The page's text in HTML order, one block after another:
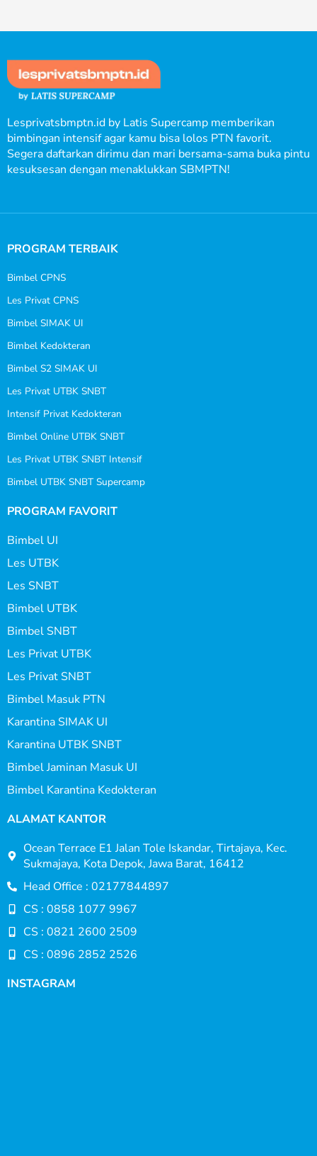
Lesprivatsbmptn.id by Latis Supercamp memberikan
bimbingan intensif agar kamu bisa lolos PTN favorit.
Segera daftarkan dirimu dan mari bersama-sama buka pintu
kesuksesan dengan menaklukkan SBMPTN!
PROGRAM TERBAIK
Bimbel CPNS
Les Privat CPNS
Bimbel SIMAK UI
Bimbel Kedokteran
Bimbel S2 SIMAK UI
Les Privat UTBK SNBT
Intensif Privat Kedokteran
Bimbel Online UTBK SNBT
Les Privat UTBK SNBT Intensif
Bimbel UTBK SNBT Supercamp
PROGRAM FAVORIT
Bimbel UI
Les UTBK
Les SNBT
Bimbel UTBK
Bimbel SNBT
Les Privat UTBK
Les Privat SNBT
Bimbel Masuk PTN
Karantina SIMAK UI
Karantina UTBK SNBT
Bimbel Jaminan Masuk UI
Bimbel Karantina Kedokteran
ALAMAT KANTOR
Ocean Terrace E1 Jalan Tole Iskandar, Tirtajaya, Kec.
Sukmajaya, Kota Depok, Jawa Barat, 16412
Head Office : 02177844897
CS : 0858 1077 9967
CS : 0821 2600 2509
CS : 0896 2852 2526
INSTAGRAM